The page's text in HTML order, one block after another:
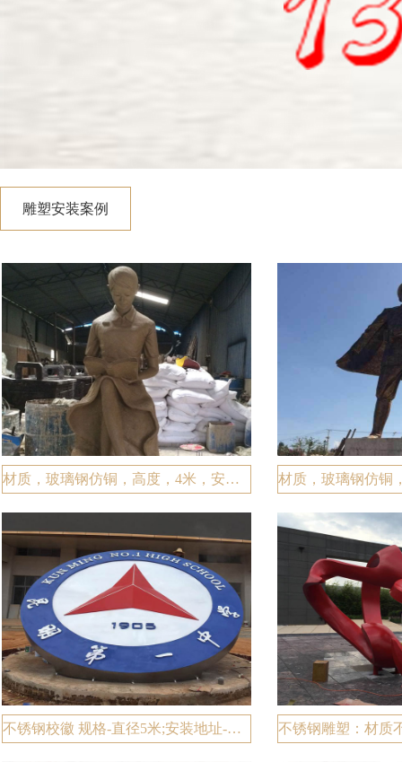
雕塑安装案例
材质，玻璃钢仿铜，高度，4米，安装地址，昆明二十四中。完工时间，11月26日。
不锈钢校徽 规格-直径5米;安装地址-昆明小石坝第一中学 完工时间，2017-8-1